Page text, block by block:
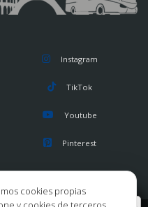
Instagram
TikTok
Youtube
Pinterest
cookies propias